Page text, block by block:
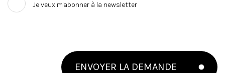
Je veux m'abonner à la newsletter
ENVOYER LA DEMANDE